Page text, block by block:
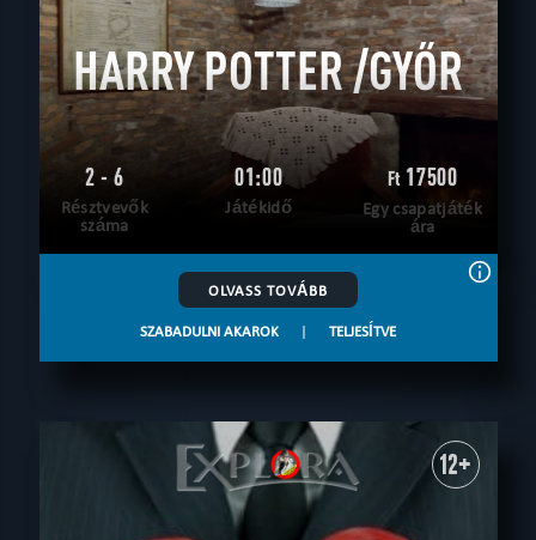
HARRY POTTER /GYŐR
2 - 6
Résztvevők
száma
01:00
Játékidő
Ft17500
Egy csapatjáték
ára
OLVASS TOVÁBB
SZABADULNI AKAROK | TELJESÍTVE
12+